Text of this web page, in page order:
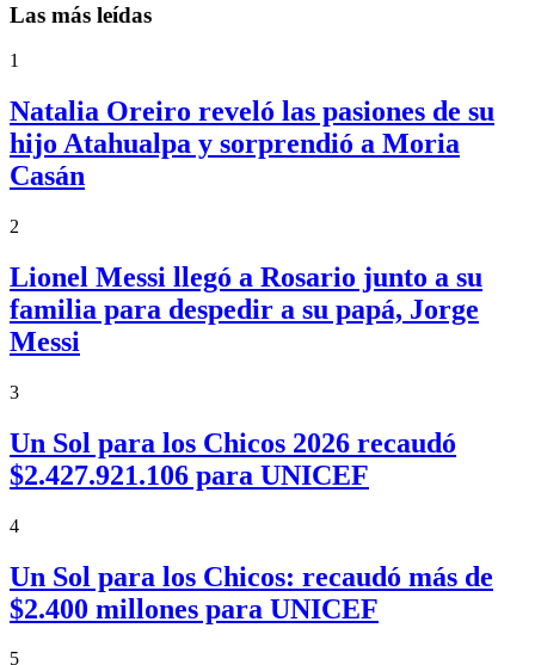
Las más leídas
1
Natalia Oreiro reveló las pasiones de su
hijo Atahualpa y sorprendió a Moria
Casán
2
Lionel Messi llegó a Rosario junto a su
familia para despedir a su papá, Jorge
Messi
3
Un Sol para los Chicos 2026 recaudó
$2.427.921.106 para UNICEF
4
Un Sol para los Chicos: recaudó más de
$2.400 millones para UNICEF
5